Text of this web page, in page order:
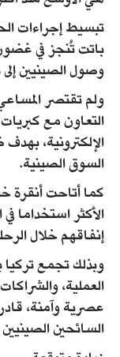
تبسيط إجراءات
باتت تُنجز في
وصول الصينيين
ولم تقتصر
التعاون مع
الإلكترونية،
السوق الصينية.
كما أتاحت أنقرة
الأكثر استخداما
إنفاقهم خلال
وبذلك تجمع تركيا
العملية،
عصرية وآمنة،
السائحين الصينيين